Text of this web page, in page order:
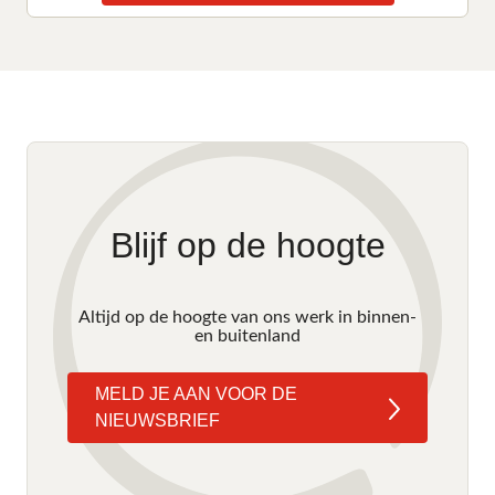
Blijf op de hoogte
Altijd op de hoogte van ons werk in binnen-
en buitenland
MELD JE AAN VOOR DE
NIEUWSBRIEF